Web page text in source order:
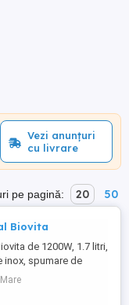
Vezi anunțuri
cu livrare
pe pagină: 20 50
Biovita
de 1200W, 1.7 litri,
inox, spumare de